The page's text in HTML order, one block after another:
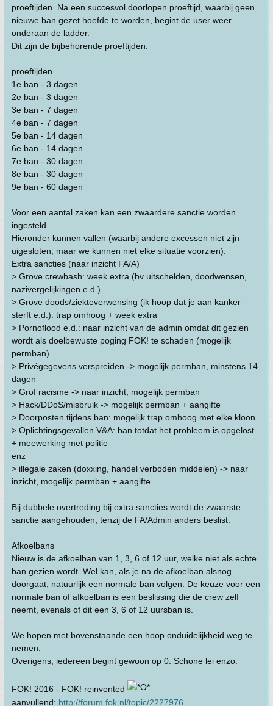
proeftijden. Na een succesvol doorlopen proeftijd, waarbij geen
nieuwe ban gezet hoefde te worden, begint de user weer
onderaan de ladder.
Dit zijn de bijbehorende proeftijden:
proeftijden
1e ban - 3 dagen
2e ban - 3 dagen
3e ban - 7 dagen
4e ban - 7 dagen
5e ban - 14 dagen
6e ban - 14 dagen
7e ban - 30 dagen
8e ban - 30 dagen
9e ban - 60 dagen
Voor een aantal zaken kan een zwaardere sanctie worden
ingesteld
Hieronder kunnen vallen (waarbij andere excessen niet zijn
uigesloten, maar we kunnen niet elke situatie voorzien):
Extra sancties (naar inzicht FA/A)
> Grove crewbash: week extra (bv uitschelden, doodwensen,
nazivergelijkingen e.d.)
> Grove doods/ziekteverwensing (ik hoop dat je aan kanker
sterft e.d.): trap omhoog + week extra
> Pornoflood e.d.: naar inzicht van de admin omdat dit gezien
wordt als doelbewuste poging FOK! te schaden (mogelijk
permban)
> Privégegevens verspreiden -> mogelijk permban, minstens 14
dagen
> Grof racisme -> naar inzicht, mogelijk permban
> Hack/DDoS/misbruik -> mogelijk permban + aangifte
> Doorposten tijdens ban: mogelijk trap omhoog met elke kloon
> Oplichtingsgevallen V&A: ban totdat het probleem is opgelost
+ meewerking met politie
enz
> illegale zaken (doxxing, handel verboden middelen) -> naar
inzicht, mogelijk permban + aangifte
Bij dubbele overtreding bij extra sancties wordt de zwaarste
sanctie aangehouden, tenzij de FA/Admin anders beslist.
Afkoelbans
Nieuw is de afkoelban van 1, 3, 6 of 12 uur, welke niet als echte
ban gezien wordt. Wel kan, als je na de afkoelban alsnog
doorgaat, natuurlijk een normale ban volgen. De keuze voor een
normale ban of afkoelban is een beslissing die de crew zelf
neemt, evenals of dit een 3, 6 of 12 uursban is.
We hopen met bovenstaande een hoop onduidelijkheid weg te
nemen.
Overigens; iedereen begint gewoon op 0. Schone lei enzo.
FOK! 2016 - FOK! reinvented
aanvullend: http://forum.fok.nl/topic/2227976